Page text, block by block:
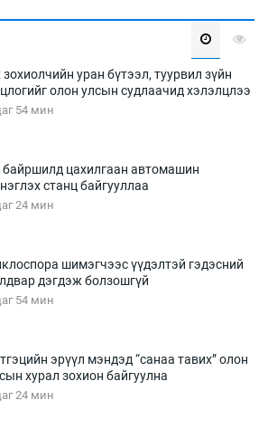
зохиолчийн уран бүтээл, туурвил зүйн
олон улсын судлаачид хэлэлцлээ
54 мин
байршилд цахилгаан автомашин
станц байгууллаа
24 мин
шимэгчээс үүдэлтэй гэдэсний
дэгдэж болзошгүй
54 мин
эрүүл мэндэд “санаа тавих” олон
хурал зохион байгуулна
24 мин